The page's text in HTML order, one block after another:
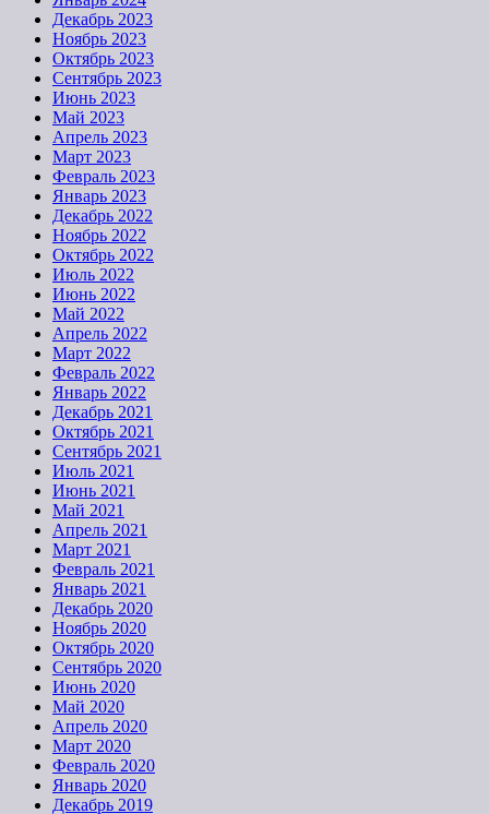
Декабрь 2023
Ноябрь 2023
Октябрь 2023
Сентябрь 2023
Июнь 2023
Май 2023
Апрель 2023
Март 2023
Февраль 2023
Январь 2023
Декабрь 2022
Ноябрь 2022
Октябрь 2022
Июль 2022
Июнь 2022
Май 2022
Апрель 2022
Март 2022
Февраль 2022
Январь 2022
Декабрь 2021
Октябрь 2021
Сентябрь 2021
Июль 2021
Июнь 2021
Май 2021
Апрель 2021
Март 2021
Февраль 2021
Январь 2021
Декабрь 2020
Ноябрь 2020
Октябрь 2020
Сентябрь 2020
Июнь 2020
Май 2020
Апрель 2020
Март 2020
Февраль 2020
Январь 2020
Декабрь 2019